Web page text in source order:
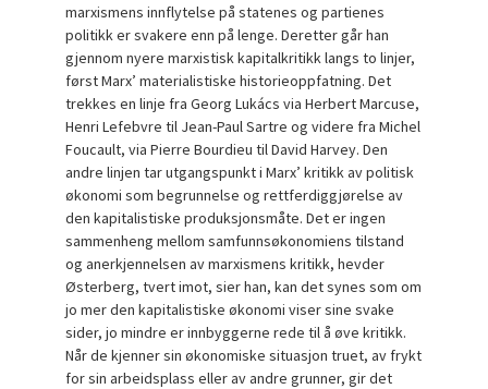
marxismens innflytelse på statenes og partienes
politikk er svakere enn på lenge. Deretter går han
gjennom nyere marxistisk kapitalkritikk langs to linjer,
først Marx’ materialistiske historieoppfatning. Det
trekkes en linje fra Georg Lukács via Herbert Marcuse,
Henri Lefebvre til Jean-Paul Sartre og videre fra Michel
Foucault, via Pierre Bourdieu til David Harvey. Den
andre linjen tar utgangspunkt i Marx’ kritikk av politisk
økonomi som begrunnelse og rettferdiggjørelse av
den kapitalistiske produksjonsmåte. Det er ingen
sammenheng mellom samfunnsøkonomiens tilstand
og anerkjennelsen av marxismens kritikk, hevder
Østerberg, tvert imot, sier han, kan det synes som om
jo mer den kapitalistiske økonomi viser sine svake
sider, jo mindre er innbyggerne rede til å øve kritikk.
Når de kjenner sin økonomiske situasjon truet, av frykt
for sin arbeidsplass eller av andre grunner, gir det